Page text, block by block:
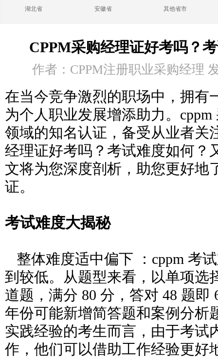
湖北省 安徽省 其他省市
CPPM采购经理证好考吗？
作者：CPPM注册职业采购经理
在当今竞争激烈的职场中，拥有
为个人职业发展增添助力。
领域的知名认证，备受从业者关
经理证好考吗？考试难度如何？
文将为您深度剖析，助您更好地
证。
考试难度大揭秘
整体难度适中偏下 ：cppm 考
到较低。从题型来看，以单项选
道题，满分 80 分，答对 48 题即
年份可能新增简答题和案例分析
实践经验的考生而言，由于考试
作，他们可以借助工作经验更好